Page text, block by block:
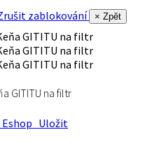
zablokování
× Zpět
GITITU na filtr
Uložit